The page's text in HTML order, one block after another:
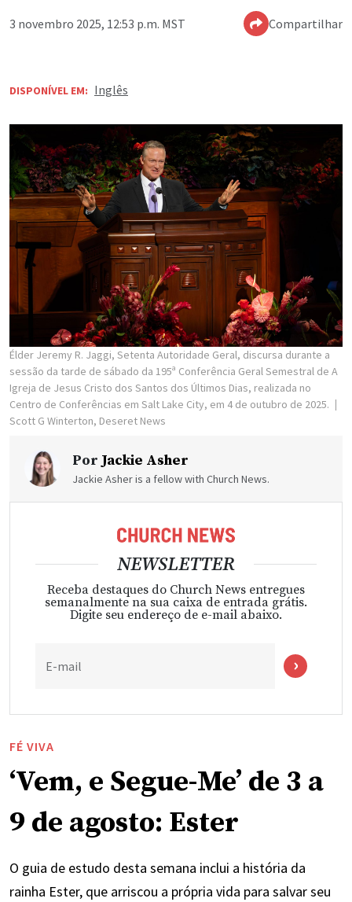
3 novembro 2025, 12:53 p.m. MST Compartilhar
DISPONÍVEL EM: Inglês
Élder Jeremy R. Jaggi, Setenta Autoridade Geral, discursa durante a
sessão da tarde de sábado da 195ª Conferência Geral Semestral de A
Igreja de Jesus Cristo dos Santos dos Últimos Dias, realizada no
Centro de Conferências em Salt Lake City, em 4 de outubro de 2025.
Scott G Winterton, Deseret News
Por Jackie Asher
Jackie Asher is a fellow with Church News.
NEWSLETTER
Receba destaques do Church News entregues
semanalmente na sua caixa de entrada grátis.
Digite seu endereço de e-mail abaixo.
E-mail
FÉ VIVA
‘Vem, e Segue-Me’ de 3 a
9 de agosto: Ester
O guia de estudo desta semana inclui a história da
rainha Ester, que arriscou a própria vida para salvar seu